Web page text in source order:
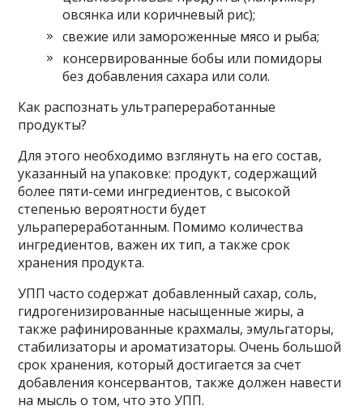
овсянка или коричневый рис);
свежие или замороженные мясо и рыба;
консервированные бобы или помидоры
без добавления сахара или соли.
Как распознать ультрапереработанные
продукты?
Для этого необходимо взглянуть на его состав,
указанный на упаковке: продукт, содержащий
более пяти-семи ингредиентов, с высокой
степенью вероятности будет
ульрапереработанным. Помимо количества
ингредиентов, важен их тип, а также срок
хранения продукта.
УПП часто содержат добавленный сахар, соль,
гидрогенизированные насыщенные жиры, а
также рафинированные крахмалы, эмульгаторы,
стабилизаторы и ароматизаторы. Очень большой
срок хранения, который достигается за счет
добавления консервантов, также должен навести
на мысль о том, что это УПП.